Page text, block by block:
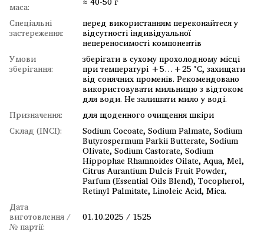
маса:
Спеціальні
застереження:
перед використанням переконайтеся у
відсутності індивідуальної
непереносимості компонентів
Умови
зберігання:
зберігати в сухому прохолодному місці
при температурі +5…+25 °C, захищати
від сонячних променів. Рекомендовано
використовувати мильницю з відтоком
для води. Не залишати мило у воді.
Призначення:
для щоденного очищення шкіри
Склад (INCI):
Sodium Cocoate, Sodium Palmate, Sodium
Butyrospermum Parkii Butterate, Sodium
Olivate, Sodium Castorate, Sodium
Hippophae Rhamnoides Oilate, Aqua, Mel,
Citrus Aurantium Dulcis Fruit Powder,
Parfum (Essential Oils Blend), Tocopherol,
Retinyl Palmitate, Linoleic Acid, Mica.
Дата
виготовлення /
№ партії:
01.10.2025 / 1525